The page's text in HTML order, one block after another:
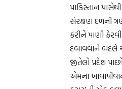
પાકિસ્તાન
સંરક્ષણ દળની
કરીને પાણી
દબાવવાને બદલે
જીતેલો પ્રદેશ
એમના